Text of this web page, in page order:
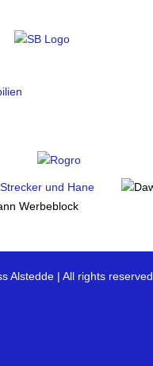
Alstedde | All rights reserved